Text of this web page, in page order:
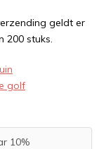
geldt er
200 stuks.
golf
10%